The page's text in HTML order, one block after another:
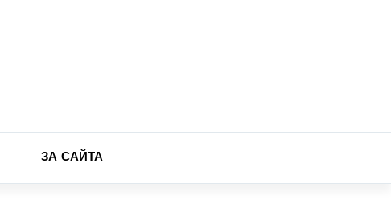
ЗА САЙТА